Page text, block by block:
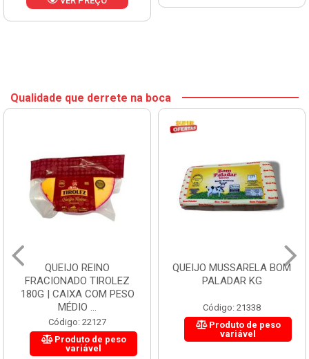
Qualidade que derrete na boca
QUEIJO REINO
FRACIONADO TIROLEZ
180G | CAIXA COM PESO
MÉDIO ...
Código: 22127
Produto de peso
variável
QUEIJO MUSSARELA BOM
PALADAR KG
Código: 21338
Produto de peso
variável